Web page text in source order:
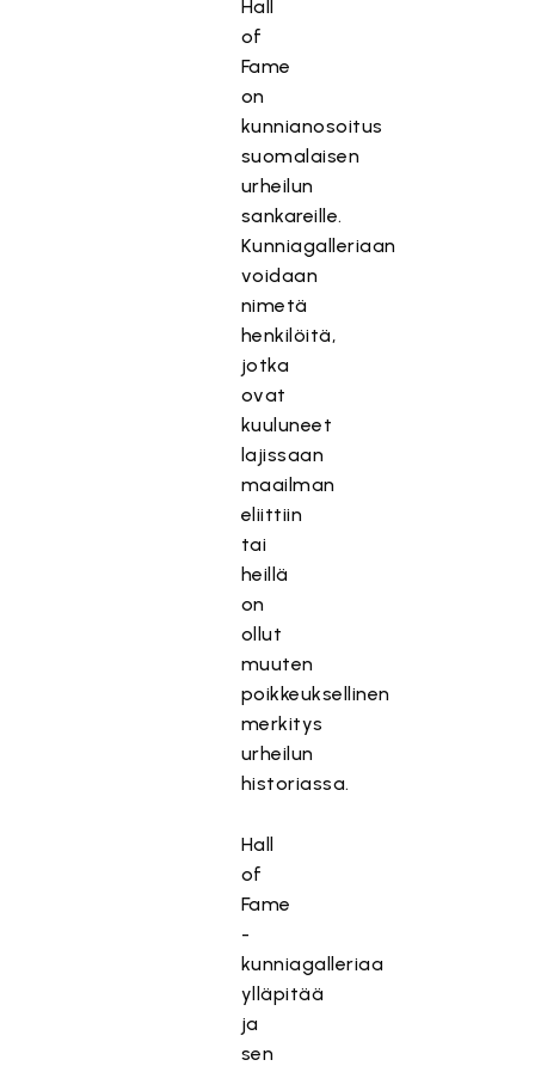
Hall
of
Fame
on
kunnianosoitus
suomalaisen
urheilun
sankareille.
Kunniagalleriaan
voidaan
nimetä
henkilöitä,
jotka
ovat
kuuluneet
lajissaan
maailman
eliittiin
tai
heillä
on
ollut
muuten
poikkeuksellinen
merkitys
urheilun
historiassa.
Hall
of
Fame
-
kunniagalleriaa
ylläpitää
ja
sen